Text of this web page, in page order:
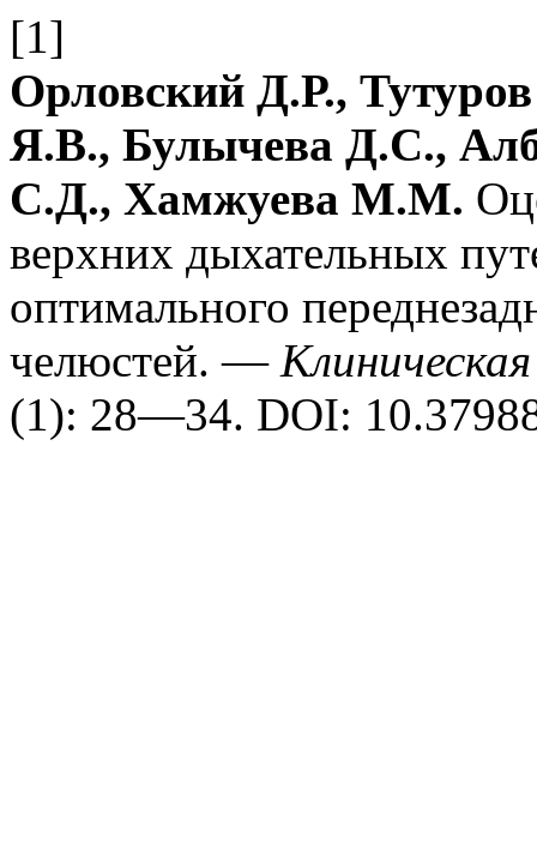
[1]
Орловский Д.Р.,
Я.В., Булычева Д.С.,
С.Д., Хамжуева М.М.
верхних дыхательных
оптимального
челюстей. —
(1): 28—34. DOI: